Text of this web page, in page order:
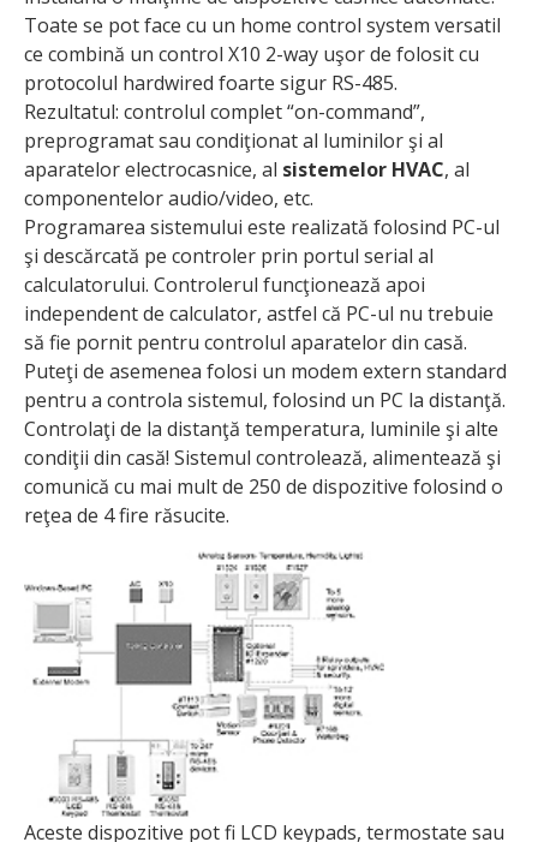
Toate se pot face cu un home control system versatil
ce combină un control X10 2-way uşor de folosit cu
protocolul hardwired foarte sigur RS-485.
Rezultatul: controlul complet “on-command”,
preprogramat sau condiţionat al luminilor şi al
aparatelor electrocasnice, al sistemelor HVAC, al
componentelor audio/video, etc.
Programarea sistemului este realizată folosind PC-ul
şi descărcată pe controler prin portul serial al
calculatorului. Controlerul funcţionează apoi
independent de calculator, astfel că PC-ul nu trebuie
să fie pornit pentru controlul aparatelor din casă.
Puteţi de asemenea folosi un modem extern standard
pentru a controla sistemul, folosind un PC la distanţă.
Controlaţi de la distanţă temperatura, luminile şi alte
condiţii din casă! Sistemul controlează, alimentează şi
comunică cu mai mult de 250 de dispozitive folosind o
reţea de 4 fire răsucite.
Aceste dispozitive pot fi LCD keypads, termostate sau